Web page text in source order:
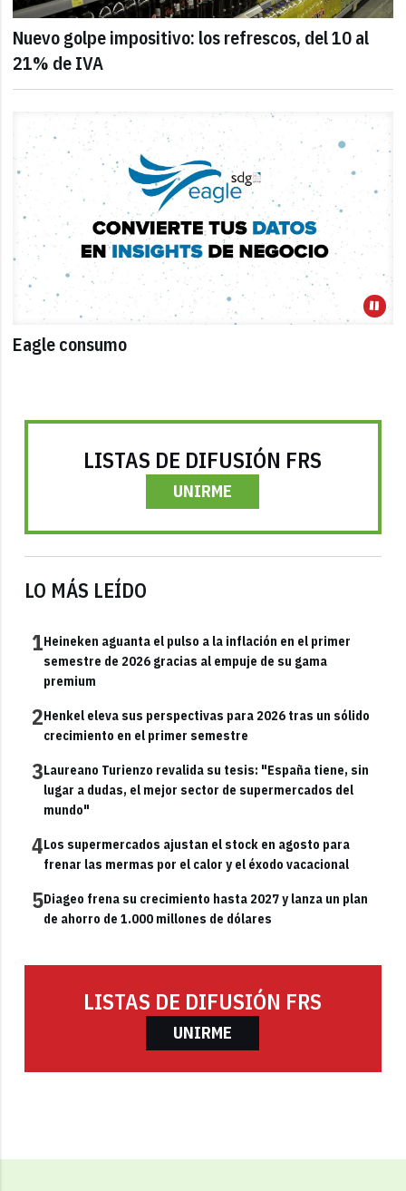
Nuevo golpe impositivo: los refrescos, del 10 al
21% de IVA
Eagle consumo
LISTAS DE DIFUSIÓN FRS
UNIRME
LO MÁS LEÍDO
1Heineken aguanta el pulso a la inflación en el primer
semestre de 2026 gracias al empuje de su gama
premium
2Henkel eleva sus perspectivas para 2026 tras un sólido
crecimiento en el primer semestre
3Laureano Turienzo revalida su tesis: "España tiene, sin
lugar a dudas, el mejor sector de supermercados del
mundo"
4Los supermercados ajustan el stock en agosto para
frenar las mermas por el calor y el éxodo vacacional
5Diageo frena su crecimiento hasta 2027 y lanza un plan
de ahorro de 1.000 millones de dólares
LISTAS DE DIFUSIÓN FRS
UNIRME